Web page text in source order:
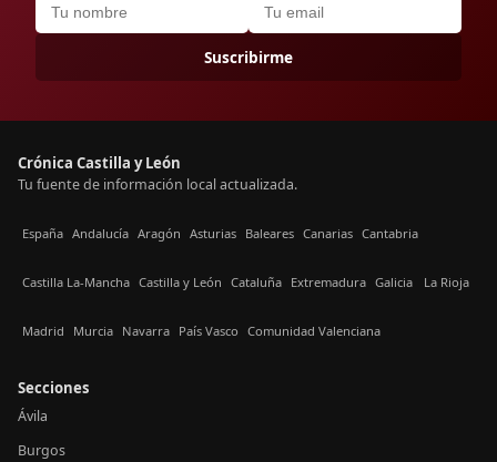
Suscribirme
Crónica Castilla y León
Tu fuente de información local actualizada.
España Andalucía Aragón Asturias Baleares Canarias Cantabria
Castilla La-Mancha Castilla y León Cataluña Extremadura Galicia La Rioja
Madrid Murcia Navarra País Vasco Comunidad Valenciana
Secciones
Ávila
Burgos